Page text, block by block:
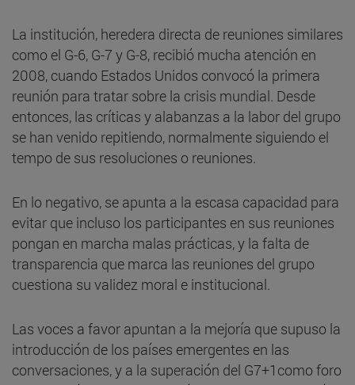
La institución, heredera directa de reuniones similares
como el G-6, G-7 y G-8, recibió mucha atención en
2008, cuando Estados Unidos convocó la primera
reunión para tratar sobre la crisis mundial. Desde
entonces, las críticas y alabanzas a la labor del grupo
se han venido repitiendo, normalmente siguiendo el
tempo de sus resoluciones o reuniones.
En lo negativo, se apunta a la escasa capacidad para
evitar que incluso los participantes en sus reuniones
pongan en marcha malas prácticas, y la falta de
transparencia que marca las reuniones del grupo
cuestiona su validez moral e institucional.
Las voces a favor apuntan a la mejoría que supuso la
introducción de los países emergentes en las
conversaciones, y a la superación del G7+1como foro